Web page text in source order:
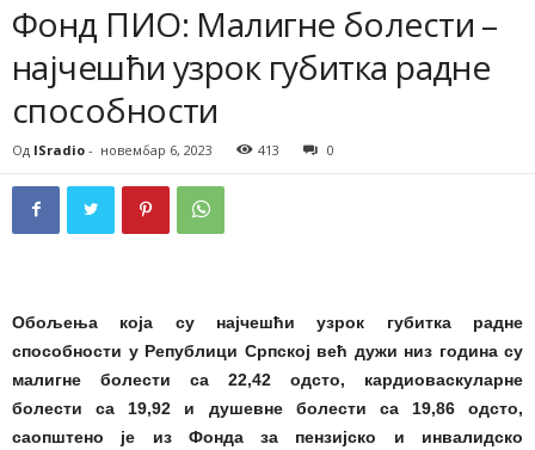
Фонд ПИО: Малигне болести –
најчешћи узрок губитка радне
способности
Од ISradio - новембар 6, 2023 413 0
Обољења која су најчешћи узрок губитка радне
способности у Републици Српској већ дужи низ година су
малигне болести са 22,42 одсто, кардиоваскуларне
болести са 19,92 и душевне болести са 19,86 одсто,
саопштено је из Фонда за пензијско и инвалидско